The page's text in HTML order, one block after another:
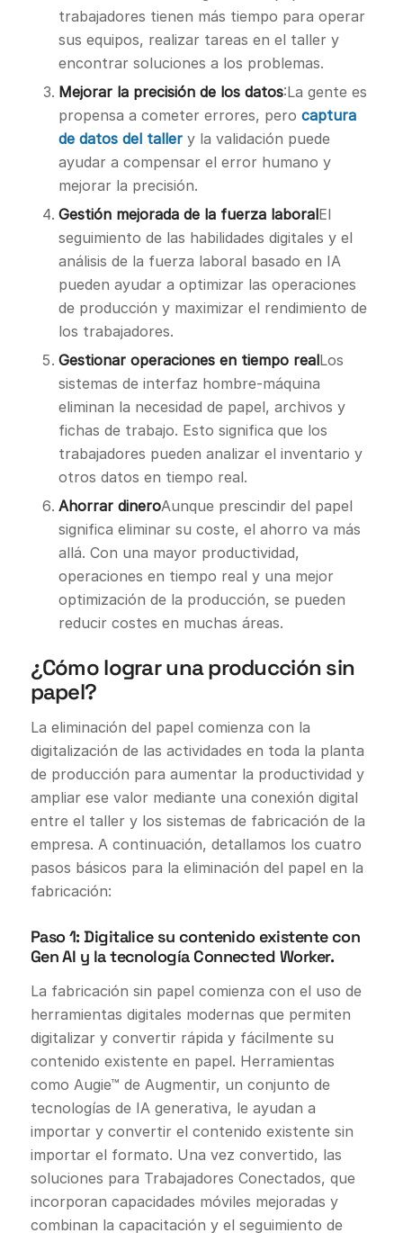
trabajadores tienen más tiempo para operar
sus equipos, realizar tareas en el taller y
encontrar soluciones a los problemas.
Mejorar la precisión de los datos:La gente es
propensa a cometer errores, pero captura
de datos del tallery la validación puede
ayudar a compensar el error humano y
mejorar la precisión.
Gestión mejorada de la fuerza laboralEl
seguimiento de las habilidades digitales y el
análisis de la fuerza laboral basado en IA
pueden ayudar a optimizar las operaciones
de producción y maximizar el rendimiento de
los trabajadores.
Gestionar operaciones en tiempo realLos
sistemas de interfaz hombre-máquina
eliminan la necesidad de papel, archivos y
fichas de trabajo. Esto significa que los
trabajadores pueden analizar el inventario y
otros datos en tiempo real.
Ahorrar dineroAunque prescindir del papel
significa eliminar su coste, el ahorro va más
allá. Con una mayor productividad,
operaciones en tiempo real y una mejor
optimización de la producción, se pueden
reducir costes en muchas áreas.
¿Cómo lograr una producción sin
papel?
La eliminación del papel comienza con la
digitalización de las actividades en toda la planta
de producción para aumentar la productividad y
ampliar ese valor mediante una conexión digital
entre el taller y los sistemas de fabricación de la
empresa. A continuación, detallamos los cuatro
pasos básicos para la eliminación del papel en la
fabricación:
Paso 1: Digitalice su contenido existente con
Gen AI y la tecnología Connected Worker.
La fabricación sin papel comienza con el uso de
herramientas digitales modernas que permiten
digitalizar y convertir rápida y fácilmente su
contenido existente en papel. Herramientas
como Augie™ de Augmentir, un conjunto de
tecnologías de IA generativa, le ayudan a
importar y convertir el contenido existente sin
importar el formato. Una vez convertido, las
soluciones para Trabajadores Conectados, que
incorporan capacidades móviles mejoradas y
combinan la capacitación y el seguimiento de